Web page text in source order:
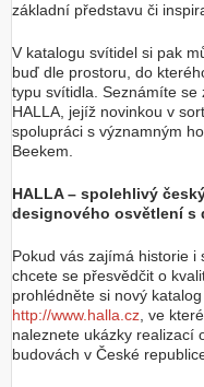
základní představu či
V katalogu svítidel si pak
buď dle prostoru, do
typu svítidla. Seznámíte
HALLA, jejíž novinkou v
spolupráci s významným
Beekem.
HALLA – spolehlivý
designového osvětlení s
Pokud vás zajímá historie i
chcete se přesvědčit o
prohlédněte si nový
http://www.halla.cz , ve
naleznete ukázky realizací
budovách v České